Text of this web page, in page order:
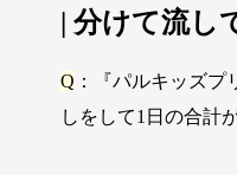
| 分けて流し
Q ：『パルキッズ
しをして1日の合計